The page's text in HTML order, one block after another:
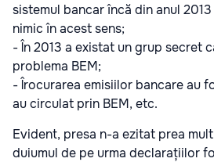
sistemul bancar încă din anul
nimic în acest sens;
- În 2013 a existat un grup secret
problema BEM;
- Îrocurarea emisiilor bancare au
au circulat prin BEM, etc.
Evident, presa n-a ezitat prea
duiumul de pe urma declarațiilor